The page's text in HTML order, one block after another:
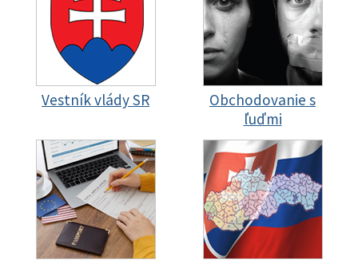
Vestník vlády SR
Obchodovanie s
ľuďmi